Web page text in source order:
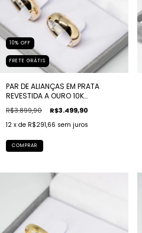
10% OFF
FRETE GRÁTIS
PAR DE ALIANÇAS EM PRATA
REVESTIDA A OURO 10K
TRADICIONAL
R$3.899,90 R$3.499,90
12 x de R$291,66 sem juros
COMPRAR